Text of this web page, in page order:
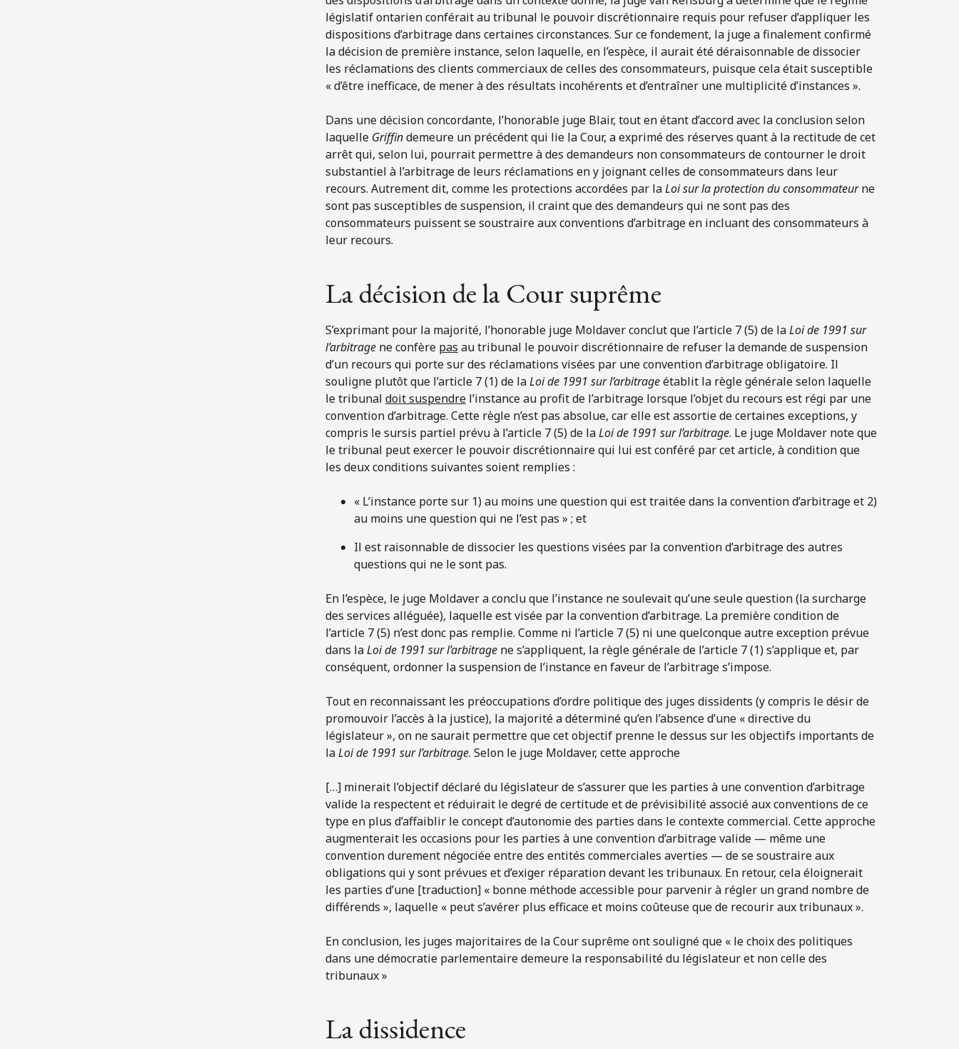
législatif ontarien conférait au tribunal le pouvoir discrétionnaire requis pour refuser d’appliquer les
dispositions d’arbitrage dans certaines circonstances. Sur ce fondement, la juge a finalement confirmé
la décision de première instance, selon laquelle, en l’espèce, il aurait été déraisonnable de dissocier
les réclamations des clients commerciaux de celles des consommateurs, puisque cela était susceptible
« d’être inefficace, de mener à des résultats incohérents et d’entraîner une multiplicité d’instances ».
Dans une décision concordante, l’honorable juge Blair, tout en étant d’accord avec la conclusion selon
laquelle Griffindemeure un précédent qui lie la Cour, a exprimé des réserves quant à la rectitude de cet
arrêt qui, selon lui, pourrait permettre à des demandeurs non consommateurs de contourner le droit
substantiel à l’arbitrage de leurs réclamations en y joignant celles de consommateurs dans leur
recours. Autrement dit, comme les protections accordées par laLoi sur la protection du consommateurne
sont pas susceptibles de suspension, il craint que des demandeurs qui ne sont pas des
consommateurs puissent se soustraire aux conventions d’arbitrage en incluant des consommateurs à
leur recours.
La décision de la Cour suprême
S’exprimant pour la majorité, l’honorable juge Moldaver conclut que l’article 7 (5) de laLoi de 1991 sur
l’arbitrage ne confère pas au tribunal le pouvoir discrétionnaire de refuser la demande de suspension
d’un recours qui porte sur des réclamations visées par une convention d’arbitrage obligatoire. Il
souligne plutôt que l’article 7 (1) de laLoi de 1991 sur l’arbitrageétablit la règle générale selon laquelle
le tribunal doit suspendre l’instance au profit de l’arbitrage lorsque l’objet du recours est régi par une
convention d’arbitrage. Cette règle n’est pas absolue, car elle est assortie de certaines exceptions, y
compris le sursis partiel prévu à l’article 7 (5) de laLoi de 1991 sur l’arbitrage. Le juge Moldaver note que
le tribunal peut exercer le pouvoir discrétionnaire qui lui est conféré par cet article, à condition que
les deux conditions suivantes soient remplies :
« L’instance porte sur 1) au moins une question qui est traitée dans la convention d’arbitrage et 2)
au moins une question qui ne l’est pas » ; et
Il est raisonnable de dissocier les questions visées par la convention d’arbitrage des autres
questions qui ne le sont pas.
En l’espèce, le juge Moldaver a conclu que l’instance ne soulevait qu’une seule question (la surcharge
des services alléguée), laquelle est visée par la convention d’arbitrage. La première condition de
l’article 7 (5) n’est donc pas remplie. Comme ni l’article 7 (5) ni une quelconque autre exception prévue
dans laLoi de 1991 sur l’arbitrage ne s’appliquent, la règle générale de l’article 7 (1) s’applique et, par
conséquent, ordonner la suspension de l’instance en faveur de l’arbitrage s’impose.
Tout en reconnaissant les préoccupations d’ordre politique des juges dissidents (y compris le désir de
promouvoir l’accès à la justice), la majorité a déterminé qu’en l’absence d’une « directive du
législateur », on ne saurait permettre que cet objectif prenne le dessus sur les objectifs importants de
laLoi de 1991 sur l’arbitrage. Selon le juge Moldaver, cette approche
[…] minerait l’objectif déclaré du législateur de s’assurer que les parties à une convention d’arbitrage
valide la respectent et réduirait le degré de certitude et de prévisibilité associé aux conventions de ce
type en plus d’affaiblir le concept d’autonomie des parties dans le contexte commercial. Cette approche
augmenterait les occasions pour les parties à une convention d’arbitrage valide — même une
convention durement négociée entre des entités commerciales averties — de se soustraire aux
obligations qui y sont prévues et d’exiger réparation devant les tribunaux. En retour, cela éloignerait
les parties d’une [traduction] « bonne méthode accessible pour parvenir à régler un grand nombre de
différends », laquelle « peut s’avérer plus efficace et moins coûteuse que de recourir aux tribunaux ».
En conclusion, les juges majoritaires de la Cour suprême ont souligné que « le choix des politiques
dans une démocratie parlementaire demeure la responsabilité du législateur et non celle des
tribunaux »
La dissidence